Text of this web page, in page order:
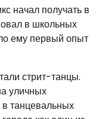
начал получать в
в школьных
ему первый опыт
стрит-танцы.
уличных
в танцевальных